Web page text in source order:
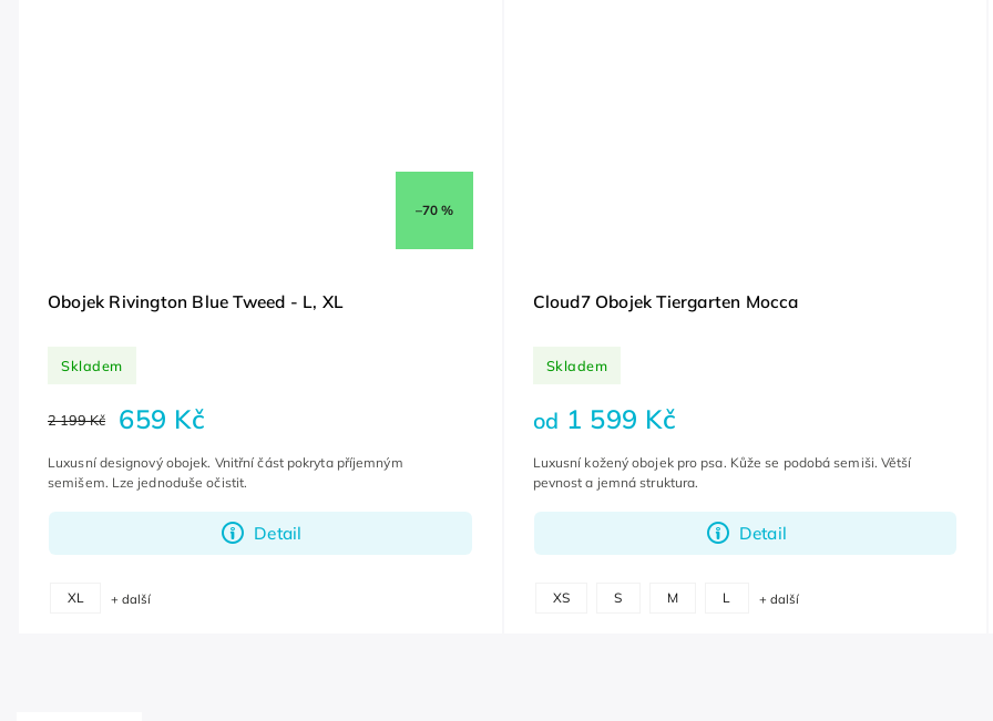
–70 %
Obojek Rivington Blue Tweed - L, XL
Skladem
2 199 Kč 659 Kč
Detail
Luxusní designový obojek. Vnitřní část pokryta příjemným
semišem. Lze jednoduše očistit.
XL + další
Cloud7 Obojek Tiergarten Mocca
Skladem
od 1 599 Kč
Detail
Luxusní kožený obojek pro psa. Kůže se podobá semiši. Větší
pevnost a jemná struktura.
XS S M L + další